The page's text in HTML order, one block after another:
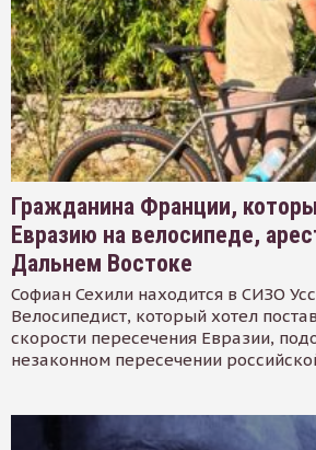
Гражданина Франции,
Евразию на велосипеде,
Дальнем Востоке
Софиан Сехили находится в СИЗО
Велосипедист, который хотел
скорости пересечения Евразии,
незаконном пересечении